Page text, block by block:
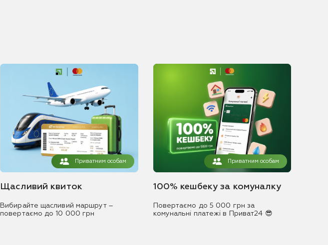
Приватним особам
Щасливий квиток
Вибирайте щасливий маршрут –
повертаємо до 10 000 грн
Приватним особам
100% кешбеку за комуналку
Повертаємо до 5 000 грн за
комунальні платежі в Приват24 😎